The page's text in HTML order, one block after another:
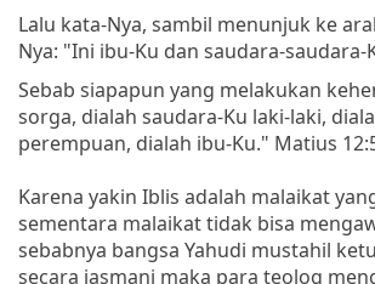
Lalu kata-Nya, sambil menunjuk ke
Nya: "Ini ibu-Ku dan saudara-saudara-
Sebab siapapun yang melakukan
sorga, dialah saudara-Ku laki-laki,
perempuan, dialah ibu-Ku." Matius
Karena yakin Iblis adalah malaikat
sementara malaikat tidak bisa
sebabnya bangsa Yahudi mustahil
secara jasmani maka para teolog